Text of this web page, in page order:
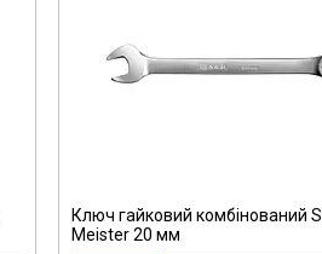
Ключ гайковий комбінований
Meister 20 мм